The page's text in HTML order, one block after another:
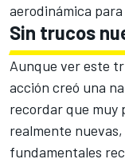
aerodinámica
Sin trucos
Aunque ver este
acción creó una
recordar que muy
realmente
fundamentales